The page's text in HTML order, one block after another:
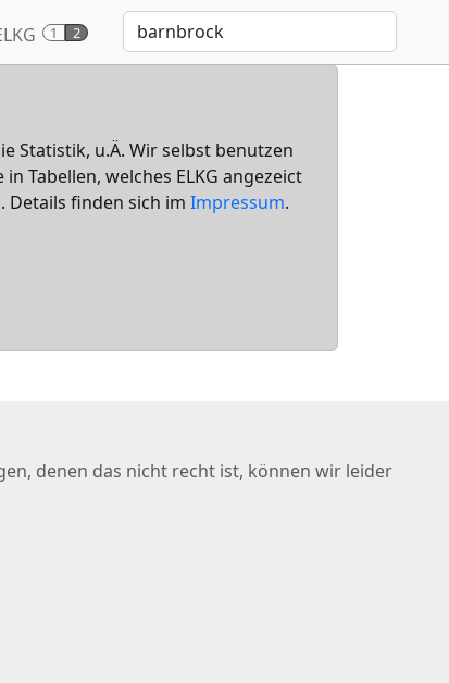
1 2
Statistik, u.Ä. Wir selbst benutzen
Tabellen, welches ELKG angezeict
Details finden sich im Impressum.